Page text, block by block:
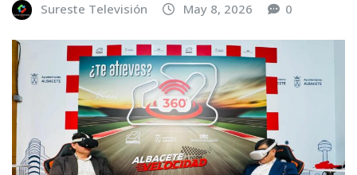
Sureste Televisión May 8, 2026 0